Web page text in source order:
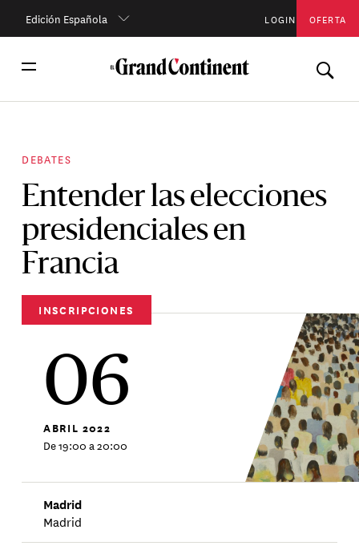
Edición Española LOGIN OFERTA
DEBATES
Entender las elecciones
presidenciales en
Francia
INSCRIPCIONES
06
ABRIL 2022
De 19:00 a 20:00
Madrid
Madrid